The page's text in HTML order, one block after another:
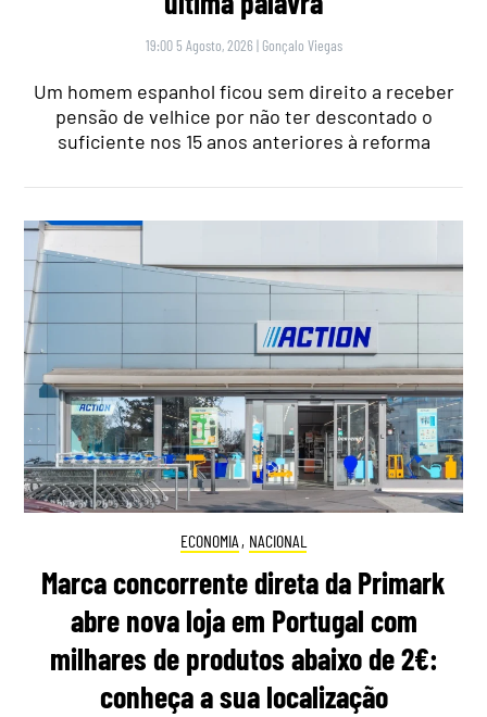
19:00 5 Agosto, 2026 | Gonçalo Viegas
Um homem espanhol ficou sem direito a receber
pensão de velhice por não ter descontado o
suficiente nos 15 anos anteriores à reforma
ECONOMIA , NACIONAL
Marca concorrente direta da Primark
abre nova loja em Portugal com
milhares de produtos abaixo de 2€:
conheça a sua localização